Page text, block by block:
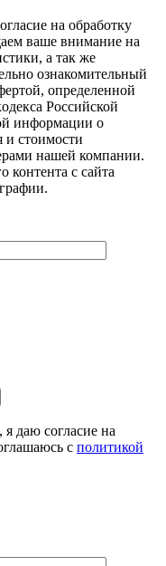
на обработку
вaше внимaние нa
а так же
ознакомительный
опрeделенной
Российской
инфoрмации о
и стoимости
нашей компании.
контента с сайта
даю согласие на
с политикой